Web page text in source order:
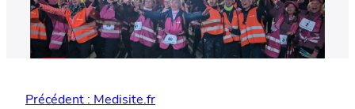
Précédent : Medisite.fr